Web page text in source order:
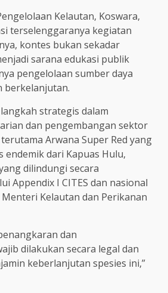
Kelautan, Koswara,
terselenggaranya kegiatan
kontes bukan sekadar
sarana edukasi publik
pengelolaan sumber daya
berkelanjutan.
strategis dalam
dan pengembangan sektor
Arwana Super Red yang
endemik dari Kapuas Hulu,
dilindungi secara
Appendix I CITES dan nasional
Kelautan dan Perikanan
dan
dilakukan secara legal dan
keberlanjutan spesies ini,”